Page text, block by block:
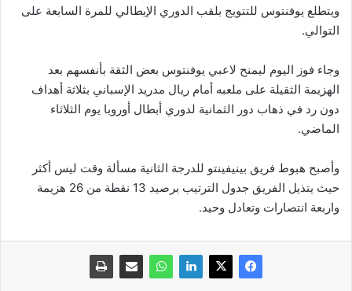
ويتطلع يوفنتوس للتتويج بلقب الدوري الإيطالي للمرة السابعة على
التوالي.
وجاء فوز اليوم ليمنح لاعبي يوفنتوس بعض الثقة بأنفسهم بعد
الهزيمة الثقيلة على ملعبه أمام ريال مدريد الإسباني بثلاثة أهداف
دون رد في ذهاب دور الثمانية لدوري أبطال أوروبا يوم الثلاثاء
الماضي.
وأصبح هبوط فريق بينيفينتو للدرجة الثانية مسألة وقت ليس أكثر
حيث يتذيل الفريق جدول الترتيب برصيد 13 نقطة من 26 هزيمة
واربعة انتصارات وتعادل وحيد.